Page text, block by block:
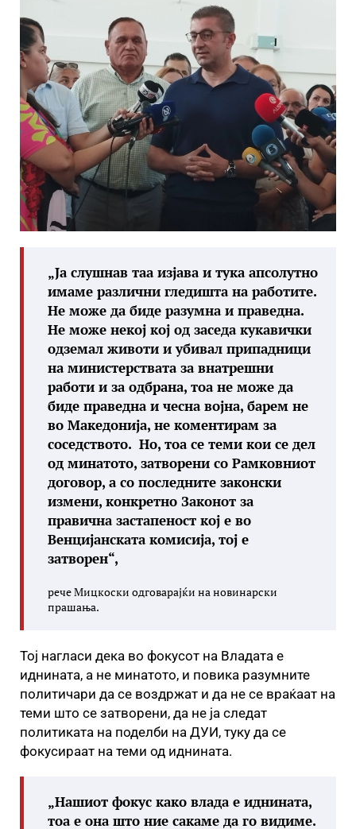
„Ја слушнав таа изјава и тука апсолутно
имаме различни гледишта на работите.
Не може да биде разумна и праведна.
Не може некој кој од заседа кукавички
одземал животи и убивал припадници
на министерствата за внатрешни
работи и за одбрана, тоа не може да
биде праведна и чесна војна, барем не
во Македонија, не коментирам за
соседството. Но, тоа се теми кои се дел
од минатото, затворени со Рамковниот
договор, а со последните законски
измени, конкретно Законот за
правична застапеност кој е во
Венцијанската комисија, тој е
затворен“,
рече Мицкоски одговарајќи на новинарски
прашања.
Тој нагласи дека во фокусот на Владата е
иднината, а не минатото, и повика разумните
политичари да се воздржат и да не се враќаат на
теми што се затворени, да не ја следат
политиката на поделби на ДУИ, туку да се
фокусираат на теми од иднината.
„Нашиот фокус како влада е иднината,
тоа е она што ние сакаме да го видиме.